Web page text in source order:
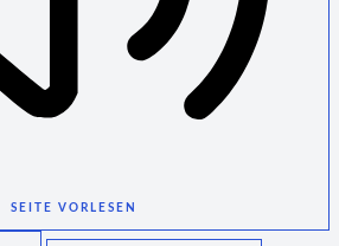
SEITE VORLESEN